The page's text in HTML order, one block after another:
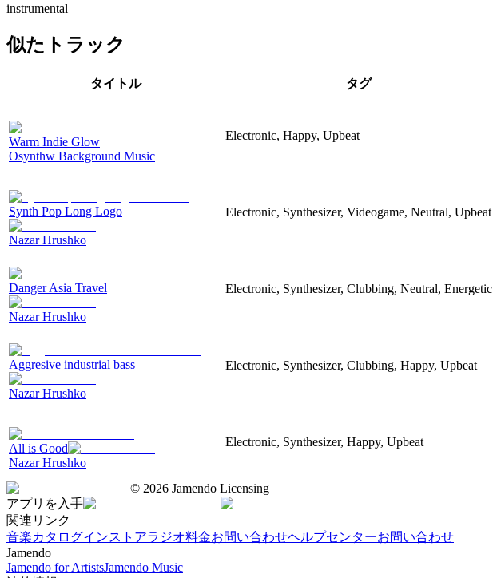
instrumental
似たトラック
タイトル タグ
Warm Indie Glow
Osynthw Background Music
Electronic, Happy, Upbeat
Synth Pop Long Logo
Nazar Hrushko
Electronic, Synthesizer, Videogame, Neutral, Upbeat
Danger Asia Travel
Nazar Hrushko
Electronic, Synthesizer, Clubbing, Neutral, Energetic
Aggresive industrial bass
Nazar Hrushko
Electronic, Synthesizer, Clubbing, Happy, Upbeat
All is Good
Nazar Hrushko
Electronic, Synthesizer, Happy, Upbeat
© 2026 Jamendo Licensing
アプリを入手
関連リンク
音楽カタログインストアラジオ料金お問い合わせヘルプセンターお問い合わせ
Jamendo
Jamendo for ArtistsJamendo Music